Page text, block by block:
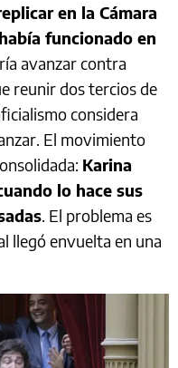
en la Cámara
funcionado en
avanzar contra
reunir dos tercios de
considera
El movimiento
Karina
lo hace sus
. El problema es
llegó envuelta en una